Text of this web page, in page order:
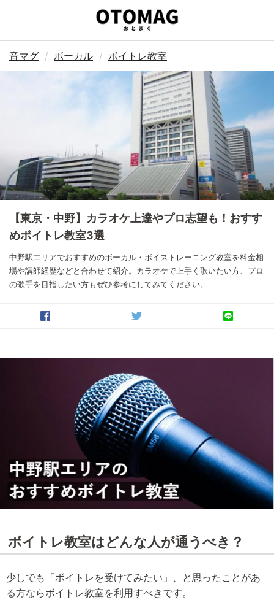
音マグ ボーカル ボイトレ教室
【東京・中野】カラオケ上達やプロ志望も！おすす
めボイトレ教室3選
中野駅エリアでおすすめのボーカル・ボイストレーニング教室を料金相
場や講師経歴などと合わせて紹介。カラオケで上手く歌いたい方、プロ
の歌手を目指したい方もぜひ参考にしてみてください。
ボイトレ教室はどんな人が通うべき？
少しでも「ボイトレを受けてみたい」、と思ったことがあ
る方ならボイトレ教室を利用すべきです。